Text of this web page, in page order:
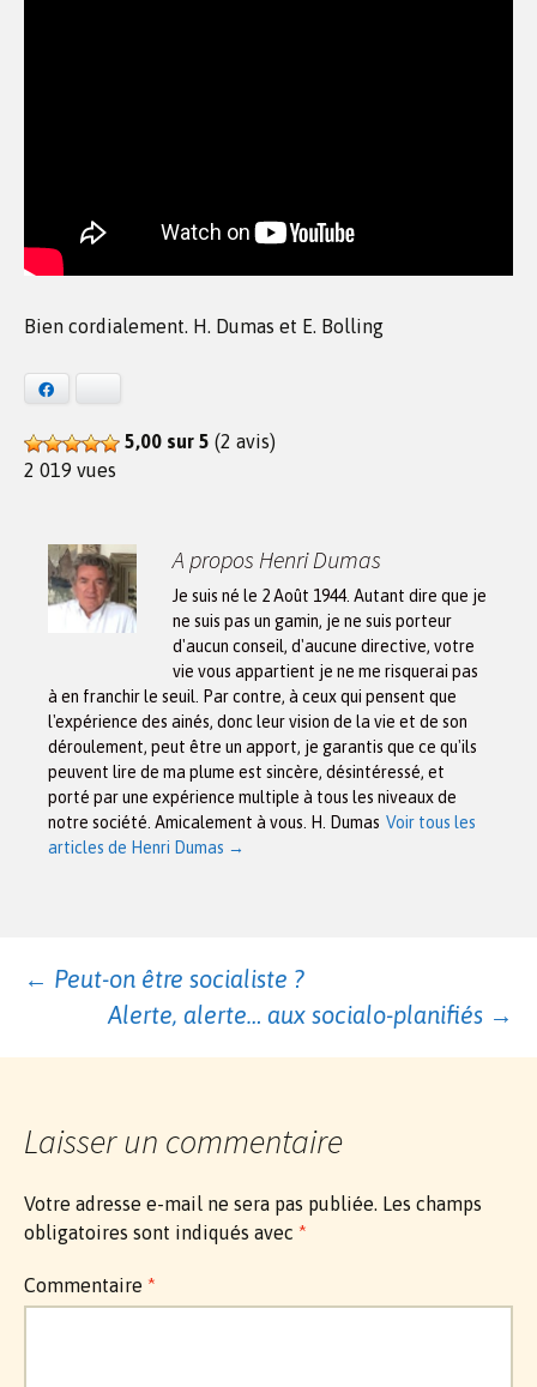
Bien cordialement. H. Dumas et E. Bolling
5,00 sur 5 (2 avis)
2 019 vues
A propos Henri Dumas
Je suis né le 2 Août 1944. Autant dire que je
ne suis pas un gamin, je ne suis porteur
d'aucun conseil, d'aucune directive, votre
vie vous appartient je ne me risquerai pas
à en franchir le seuil. Par contre, à ceux qui pensent que
l'expérience des ainés, donc leur vision de la vie et de son
déroulement, peut être un apport, je garantis que ce qu'ils
peuvent lire de ma plume est sincère, désintéressé, et
porté par une expérience multiple à tous les niveaux de
notre société. Amicalement à vous. H. Dumas Voir tous les
articles de Henri Dumas →
Navigation
des
articles
← Peut-on être socialiste ?
Alerte, alerte… aux socialo-planifiés →
Laisser un commentaire
Votre adresse e-mail ne sera pas publiée. Les champs
obligatoires sont indiqués avec *
Commentaire *